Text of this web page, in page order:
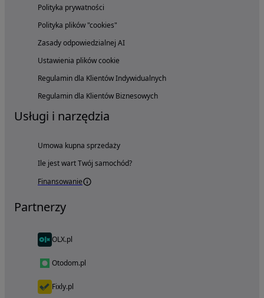
Polityka prywatności
Polityka plików "cookies"
Zasady odpowiedzialnej AI
Ustawienia plików cookie
Regulamin dla Klientów Indywidualnych
Regulamin dla Klientów Biznesowych
Usługi i narzędzia
Umowa kupna sprzedaży
Ile jest wart Twój samochód?
Finansowanie
Partnerzy
OLX.pl
Otodom.pl
Fixly.pl